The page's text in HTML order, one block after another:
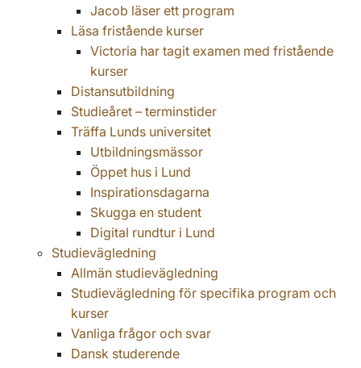
Jacob läser ett program
Läsa fristående kurser
Victoria har tagit examen med fristående
kurser
Distansutbildning
Studieåret – terminstider
Träffa Lunds universitet
Utbildningsmässor
Öppet hus i Lund
Inspirationsdagarna
Skugga en student
Digital rundtur i Lund
Studievägledning
Allmän studievägledning
Studievägledning för specifika program och
kurser
Vanliga frågor och svar
Dansk studerende